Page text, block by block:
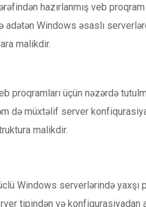
hazırlanmış veb
Windows əsaslı
malikdir.
proqramları üçün nəzərdə
də müxtəlif server
malikdir.
Windows serverlərində
tipindən və konfiqurasiyadan